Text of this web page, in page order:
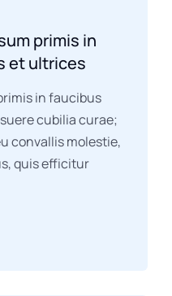
primis in
et ultrices
in faucibus
cubilia curae;
convallis molestie,
quis efficitur